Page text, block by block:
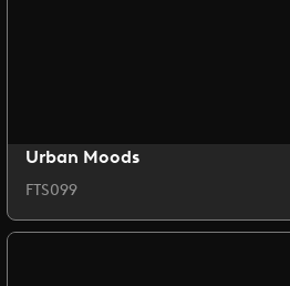
Urban Moods
FTS099